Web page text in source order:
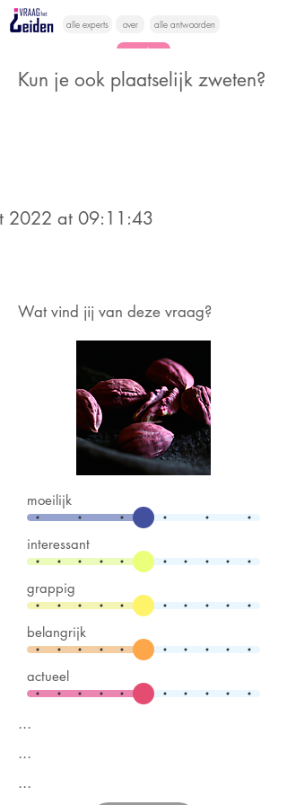
alle experts over alle antwoorden
vragen lessen
Vraag het
Kun je ook plaatselijk zweten?
2022 at 09:11:43
Wat vind jij van deze vraag?
moeilijk
interessant
grappig
belangrijk
actueel
...
...
...